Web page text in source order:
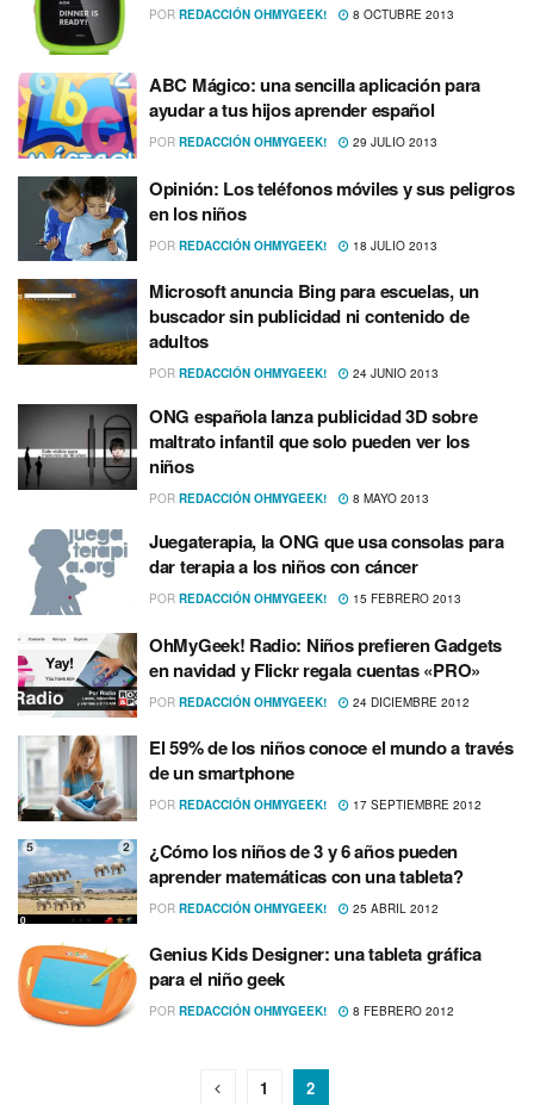
POR REDACCIÓN OHMYGEEK! 8 OCTUBRE 2013
ABC Mágico: una sencilla aplicación para
ayudar a tus hijos aprender español
POR REDACCIÓN OHMYGEEK! 29 JULIO 2013
Opinión: Los teléfonos móviles y sus peligros
en los niños
POR REDACCIÓN OHMYGEEK! 18 JULIO 2013
Microsoft anuncia Bing para escuelas, un
buscador sin publicidad ni contenido de
adultos
POR REDACCIÓN OHMYGEEK! 24 JUNIO 2013
ONG española lanza publicidad 3D sobre
maltrato infantil que solo pueden ver los
niños
POR REDACCIÓN OHMYGEEK! 8 MAYO 2013
Juegaterapia, la ONG que usa consolas para
dar terapia a los niños con cáncer
POR REDACCIÓN OHMYGEEK! 15 FEBRERO 2013
OhMyGeek! Radio: Niños prefieren Gadgets
en navidad y Flickr regala cuentas «PRO»
POR REDACCIÓN OHMYGEEK! 24 DICIEMBRE 2012
El 59% de los niños conoce el mundo a través
de un smartphone
POR REDACCIÓN OHMYGEEK! 17 SEPTIEMBRE 2012
¿Cómo los niños de 3 y 6 años pueden
aprender matemáticas con una tableta?
POR REDACCIÓN OHMYGEEK! 25 ABRIL 2012
Genius Kids Designer: una tableta gráfica
para el niño geek
POR REDACCIÓN OHMYGEEK! 8 FEBRERO 2012
1 2